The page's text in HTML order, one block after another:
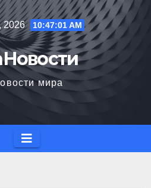
2026 10:47:02 AM
мира